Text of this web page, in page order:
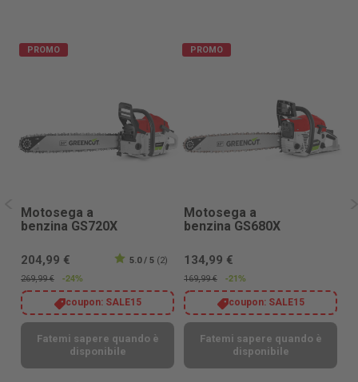
PROMO
Motosega a
benzina GS720X
204,99 €
269,99 € -24%
5.0 / 5 (2)
coupon: SALE15
Fatemi sapere quando è
disponibile
PROMO
Motosega a
benzina GS680X
134,99 €
169,99 € -21%
coupon: SALE15
Fatemi sapere quando è
disponibile